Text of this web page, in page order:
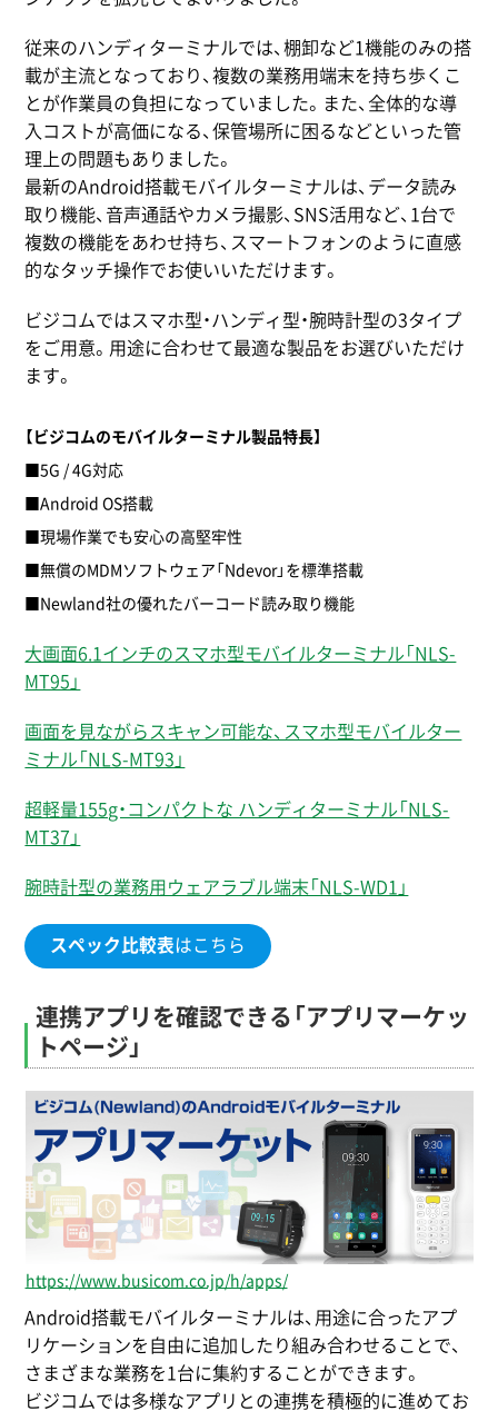
従来のハンディターミナルでは、棚卸など1機能のみの搭
載が主流となっており、複数の業務用端末を持ち歩くこ
とが作業員の負担になっていました。また、全体的な導
入コストが高価になる、保管場所に困るなどといった管
理上の問題もありました。
最新のAndroid搭載モバイルターミナルは、データ読み
取り機能、音声通話やカメラ撮影、SNS活用など、1台で
複数の機能をあわせ持ち、スマートフォンのように直感
的なタッチ操作でお使いいただけます。
ビジコムではスマホ型・ハンディ型・腕時計型の3タイプ
をご用意。用途に合わせて最適な製品をお選びいただけ
ます。
【ビジコムのモバイルターミナル製品特長】
■5G / 4G対応
■Android OS搭載
■現場作業でも安心の高堅牢性
■無償のMDMソフトウェア「Ndevor」を標準搭載
■Newland社の優れたバーコード読み取り機能
大画面6.1インチのスマホ型モバイルターミナル「NLS-
MT95」
画面を見ながらスキャン可能な、スマホ型モバイルター
ミナル「NLS-MT93」
超軽量155g・コンパクトな ハンディターミナル「NLS-
MT37」
腕時計型の業務用ウェアラブル端末「NLS-WD1」
スペック比較表はこちら
連携アプリを確認できる「アプリマーケッ
トページ」
https://www.busicom.co.jp/h/apps/
Android搭載モバイルターミナルは、用途に合ったアプ
リケーションを自由に追加したり組み合わせることで、
さまざまな業務を1台に集約することができます。
ビジコムでは多様なアプリとの連携を積極的に進めてお